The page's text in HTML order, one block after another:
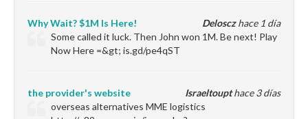
Delosczhace 1 día
Why Wait? $1M Is Here!
Some called it luck. Then John won 1M. Be next! Play
Now Here =&gt; is.gd/pe4qST
Israeltoupthace 3 días
the provider's website
overseas alternatives MME logistics